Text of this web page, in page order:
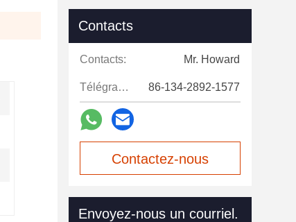
Contacts
Contacts: Mr. Howard
Télégramme: 86-134-2892-1577
Contactez-nous
Envoyez-nous un courriel.